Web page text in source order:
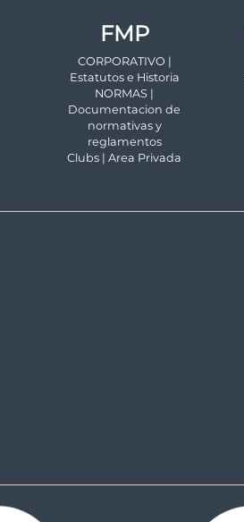
FMP
CORPORATIVO |
Estatutos e Historia
NORMAS |
Documentacion de
normativas y
reglamentos
Clubs | Area Privada